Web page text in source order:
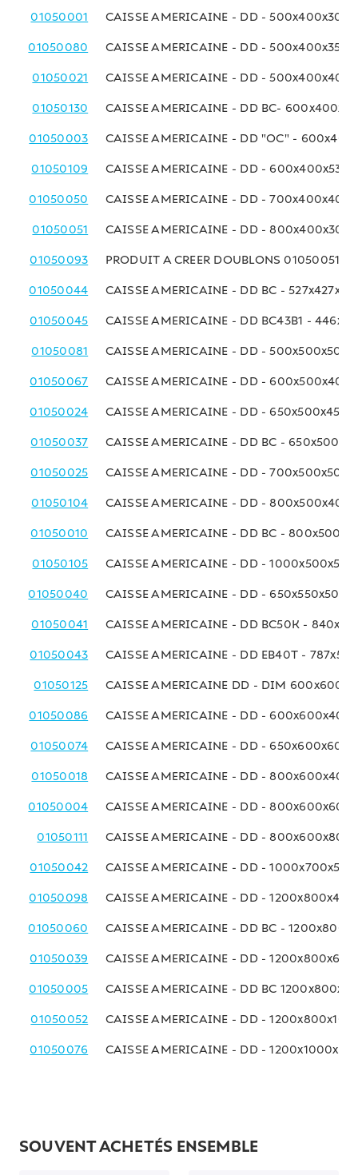
01050001 CAISSE AMERICAINE - DD - 500x400x300
01050080 CAISSE AMERICAINE - DD - 500x400x350
01050021 CAISSE AMERICAINE - DD - 500x400x400
01050130 CAISSE AMERICAINE - DD BC-
01050003 CAISSE AMERICAINE - DD "OC" -
01050109 CAISSE AMERICAINE - DD - 600x400x530
01050050 CAISSE AMERICAINE - DD - 700x400x400
01050051 CAISSE AMERICAINE - DD - 800x400x300
01050093 PRODUIT A CREER DOUBLONS 01050051
01050044 CAISSE AMERICAINE - DD BC -
01050045 CAISSE AMERICAINE - DD BC43B1 -
01050081 CAISSE AMERICAINE - DD - 500x500x500
01050067 CAISSE AMERICAINE - DD - 600x500x400
01050024 CAISSE AMERICAINE - DD - 650x500x450
01050037 CAISSE AMERICAINE - DD BC -
01050025 CAISSE AMERICAINE - DD - 700x500x500
01050104 CAISSE AMERICAINE - DD - 800x500x400
01050010 CAISSE AMERICAINE - DD BC -
01050105 CAISSE AMERICAINE - DD -
01050040 CAISSE AMERICAINE - DD - 650x550x500
01050041 CAISSE AMERICAINE - DD BC50K -
01050043 CAISSE AMERICAINE - DD EB40T -
01050125 CAISSE AMERICAINE DD - DIM
01050086 CAISSE AMERICAINE - DD - 600x600x400
01050074 CAISSE AMERICAINE - DD - 650x600x600
01050018 CAISSE AMERICAINE - DD - 800x600x400
01050004 CAISSE AMERICAINE - DD - 800x600x600
01050111 CAISSE AMERICAINE - DD - 800x600x800
01050042 CAISSE AMERICAINE - DD -
01050098 CAISSE AMERICAINE - DD -
01050060 CAISSE AMERICAINE - DD BC -
01050039 CAISSE AMERICAINE - DD -
01050005 CAISSE AMERICAINE - DD BC
01050052 CAISSE AMERICAINE - DD -
01050076 CAISSE AMERICAINE - DD -
SOUVENT ACHETÉS ENSEMBLE